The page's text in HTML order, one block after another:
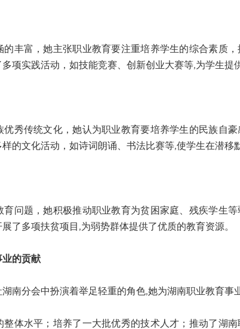
富，她主张职业教育要注重培养学生的综合素质，
多项实践活动，如技能竞赛、创新创业大赛等,为学生提
传统文化，她认为职业教育要培养学生的民族自豪
的文化活动，如诗词朗诵、书法比赛等,使学生在潜移
题，她积极推动职业教育为贫困家庭、残疾学生等
了多项扶贫项目,为弱势群体提供了优质的教育资源。
业的贡献
分会中扮演着举足轻重的角色,她为湖南职业教育事
水平；培养了一大批优秀的技术人才；推动了湖南